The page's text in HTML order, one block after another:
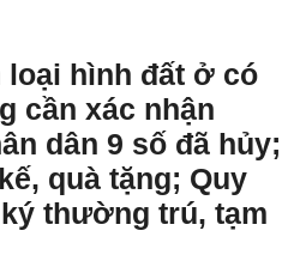
loại hình đất ở có
cần xác nhận
dân 9 số đã hủy;
quà tặng; Quy
thường trú, tạm